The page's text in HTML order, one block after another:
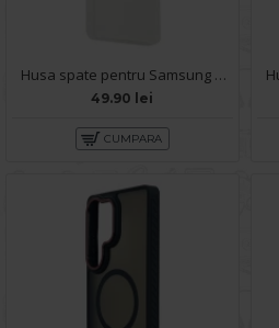
Husa spate pentru Samsung Galaxy S26 Ultra - Clear Case
49.90 lei
CUMPARA